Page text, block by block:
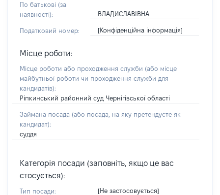
По батькові (за
наявності):
ВЛАДИСЛАВІВНА
Податковий номер: [Конфіденційна інформація]
Місце роботи:
Місце роботи або проходження служби (або місце
майбутньої роботи чи проходження служби для
кандидатів):
Ріпкинський районний суд Чернігівської області
Займана посада (або посада, на яку претендуєте як
кандидат):
суддя
Категорія посади (заповніть, якщо це вас
стосується):
Тип посади: [Не застосовується]